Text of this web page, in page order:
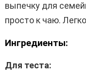
выпечку для
просто к чаю.
Ингредиенты:
Для теста: